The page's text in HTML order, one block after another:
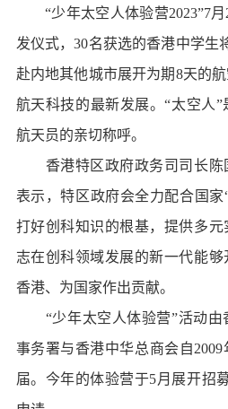
“少年太空人体验营2023”7月
发仪式，30名获选的香港中学生
赴内地其他城市展开为期8天的
航天科技的最新发展。“太空人
航天员的亲切称呼。
香港特区政府政务司司长陈
表示，特区政府会全力配合国
打好创科知识的根基，提供多
志在创科领域发展的新一代能
香港、为国家作出贡献。
“少年太空人体验营”活动由
事务署与香港中华总商会自
届。今年的体验营于5月展开招